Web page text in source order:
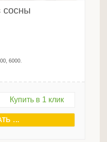
сосны
6000
Купить в 1 клик
...